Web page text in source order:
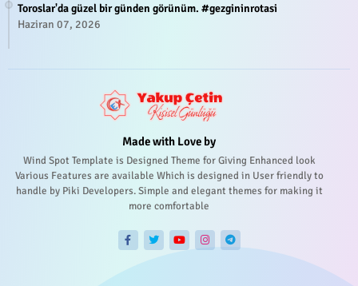
Toroslar'da güzel bir günden görünüm. #gezgininrotasi
Haziran 07, 2026
Made with Love by
Wind Spot Template is Designed Theme for Giving Enhanced look
Various Features are available Which is designed in User friendly to
handle by Piki Developers. Simple and elegant themes for making it
more comfortable